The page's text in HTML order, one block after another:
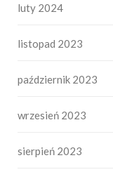
luty 2024
listopad 2023
październik 2023
wrzesień 2023
sierpień 2023